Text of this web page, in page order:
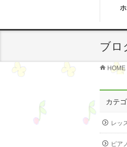
ブロ
HOME
カテ
レッ
ピア